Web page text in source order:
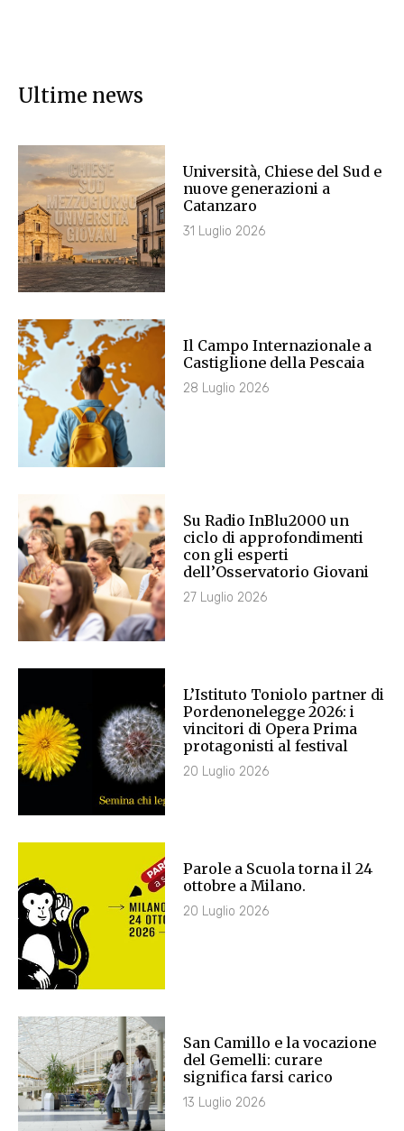
Ultime news
Università, Chiese del Sud e
nuove generazioni a
Catanzaro
31 Luglio 2026
Il Campo Internazionale a
Castiglione della Pescaia
28 Luglio 2026
Su Radio InBlu2000 un
ciclo di approfondimenti
con gli esperti
dell’Osservatorio Giovani
27 Luglio 2026
L’Istituto Toniolo partner di
Pordenonelegge 2026: i
vincitori di Opera Prima
protagonisti al festival
20 Luglio 2026
Parole a Scuola torna il 24
ottobre a Milano.
20 Luglio 2026
San Camillo e la vocazione
del Gemelli: curare
significa farsi carico
13 Luglio 2026